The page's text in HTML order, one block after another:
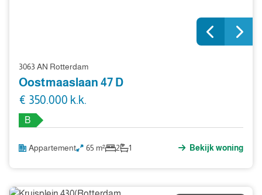
3063 AN Rotterdam
Oostmaaslaan 47 D
€ 350.000 k.k.
B
Appartement 65 m² 2 1 Bekijk woning